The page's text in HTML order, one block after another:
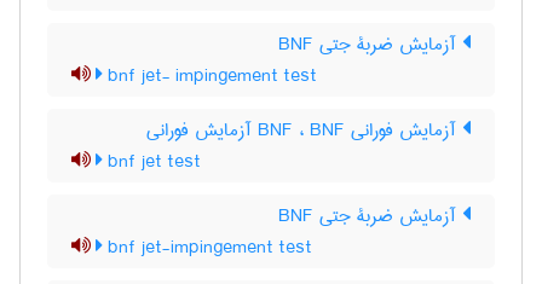
آزمایش ضربۀ جتی BNF
bnf jet- impingement test
آزمایش فورانی BNF ، BNF آزمایش فورانی
bnf jet test
آزمایش ضربۀ جتی BNF
bnf jet-impingement test